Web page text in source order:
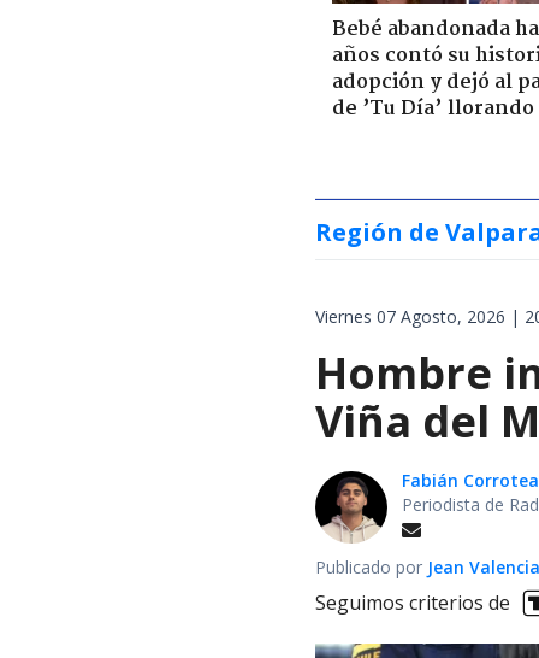
Bebé abandonada
años contó su
adopción y dejó al
de ’Tu Día’ llorando
Región de
Viernes 07 Agosto, 2026 |
Hombre
Viña del
Fabián Corrotea
Periodista de
Publicado por Jean Valencia
Seguimos criterios de